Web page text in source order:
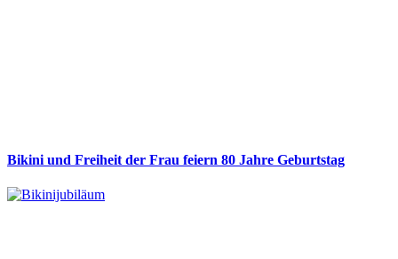
Bikini und Freiheit der Frau feiern 80 Jahre Geburtstag